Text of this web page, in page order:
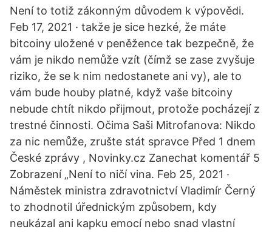
Není to totiž zákonným důvodem k výpovědi.
Feb 17, 2021 · takže je sice hezké, že máte
bitcoiny uložené v peněžence tak bezpečně, že
vám je nikdo nemůže vzít (čímž se zase zvyšuje
riziko, že se k nim nedostanete ani vy), ale to
vám bude houby platné, když vaše bitcoiny
nebude chtít nikdo přijmout, protože pocházejí z
trestné činnosti. Očima Saši Mitrofanova: Nikdo
za nic nemůže, zrušte stát spravce Před 1 dnem
České zprávy , Novinky.cz Zanechat komentář 5
Zobrazení „Není to ničí vina. Feb 25, 2021 ·
Náměstek ministra zdravotnictví Vladimír Černý
to zhodnotil úřednickým způsobem, kdy
neukázal ani kapku emocí nebo snad vlastní